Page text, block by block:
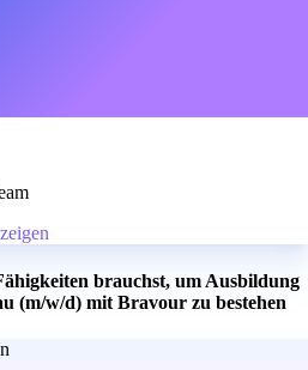
brauchst, um Ausbildung
(m/w/d) mit Bravour zu bestehen